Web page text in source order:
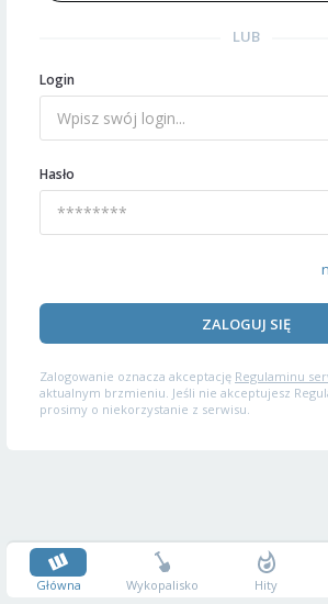
LUB
Login
Hasło
ZALOGUJ SIĘ
Zalogowanie oznacza akceptację Regulaminu
aktualnym brzmieniu. Jeśli nie akceptujesz
prosimy o niekorzystanie z serwisu.
Główna Wykopalisko Hity